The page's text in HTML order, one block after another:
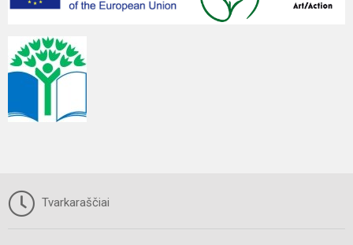
Tvarkaraščiai